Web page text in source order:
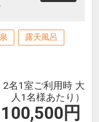
露天風呂
2名1室ご利用時 大
人1名様あたり）
円